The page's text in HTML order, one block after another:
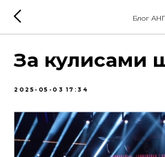
Блог
За кулисами
2025-05-03 17:34